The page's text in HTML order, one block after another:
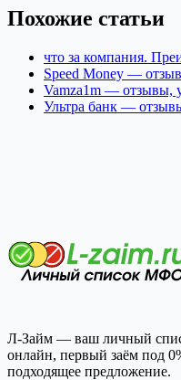
Похожие статьи
что за компания.
Speed Money —
Vamza1m — отзывы,
Ультра банк —
Л-Займ — ваш личный
онлайн, первый заём под
подходящее предложение.